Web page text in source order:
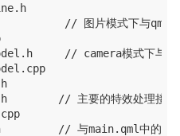
// 图片模式下与qml ui
// camera模式下与
// 主要的特效处理接口，
// 与main.qml中的filter